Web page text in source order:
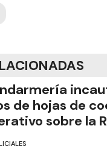
de hojas de
sobre la